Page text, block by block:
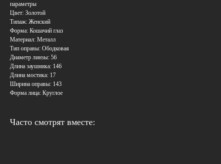
параметры
Цвет: Золотой
Типаж: Женский
Форма: Кошачий глаз
Материал: Металл
Тип оправы: Ободковая
Диаметр линзы: 56
Длина заушника: 146
Длина мостика: 17
Ширина оправы: 143
Форма лица: Круглое
Часто смотрят вместе: